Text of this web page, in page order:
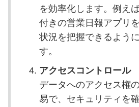
を効率化します。例え
付きの営業日報アプリ
状況を把握できるよう
す。
アクセスコントロール
データへのアクセス権
易で、セキュリティを